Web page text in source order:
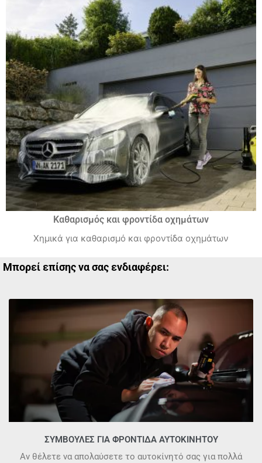
Καθαρισμός και φροντίδα οχημάτων
Χημικά για καθαρισμό και φροντίδα οχημάτων
Μπορεί επίσης να σας ενδιαφέρει:
ΣΥΜΒΟΥΛΈΣ ΓΙΑ ΦΡΟΝΤΊΔΑ ΑΥΤΟΚΙΝΉΤΟΥ
Αν θέλετε να απολαύσετε το αυτοκίνητό σας για πολλά